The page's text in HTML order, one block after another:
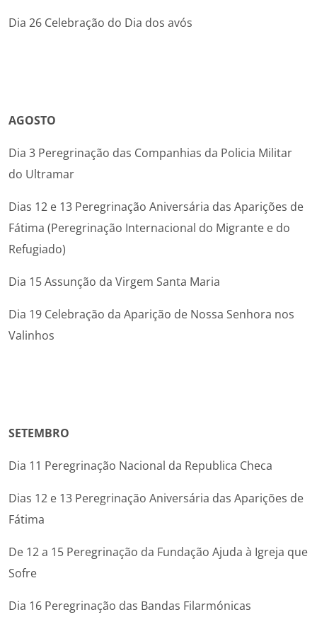
Dia 26 Celebração do Dia dos avós
AGOSTO
Dia 3 Peregrinação das Companhias da Policia Militar
do Ultramar
Dias 12 e 13 Peregrinação Aniversária das Aparições de
Fátima (Peregrinação Internacional do Migrante e do
Refugiado)
Dia 15 Assunção da Virgem Santa Maria
Dia 19 Celebração da Aparição de Nossa Senhora nos
Valinhos
SETEMBRO
Dia 11 Peregrinação Nacional da Republica Checa
Dias 12 e 13 Peregrinação Aniversária das Aparições de
Fátima
De 12 a 15 Peregrinação da Fundação Ajuda à Igreja que
Sofre
Dia 16 Peregrinação das Bandas Filarmónicas